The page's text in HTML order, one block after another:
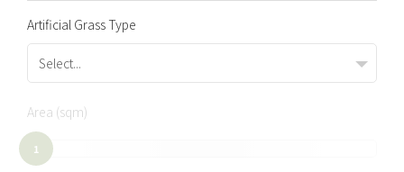
Artificial Grass Type
Select...
Area (sqm)
1